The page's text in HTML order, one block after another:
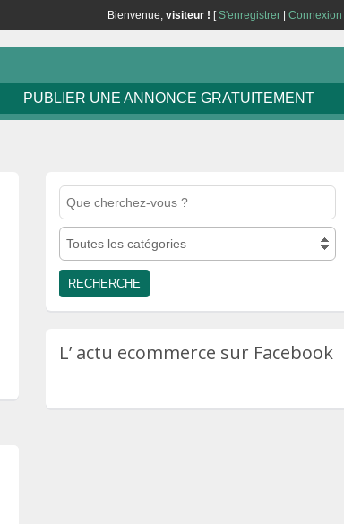
Bienvenue, visiteur ! [S'enregistrer Connexion
PUBLIER UNE ANNONCE GRATUITEMENT
Toutes les catégories
L’ actu ecommerce sur Facebook